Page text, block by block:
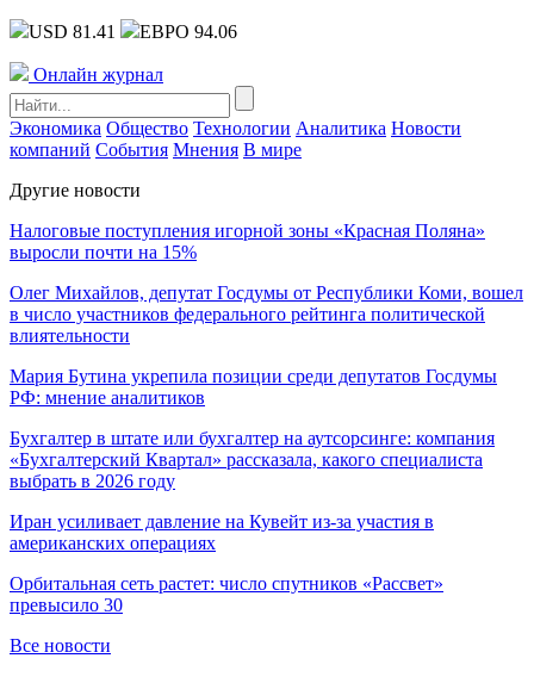
USD 81.41 ЕВРО 94.06
Онлайн журнал
Экономика Общество Технологии Аналитика Новости
компаний События Мнения В мире
Другие новости
Налоговые поступления игорной зоны «Красная Поляна»
выросли почти на 15%
Олег Михайлов, депутат Госдумы от Республики Коми, вошел
в число участников федерального рейтинга политической
влиятельности
Мария Бутина укрепила позиции среди депутатов Госдумы
РФ: мнение аналитиков
Бухгалтер в штате или бухгалтер на аутсорсинге: компания
«Бухгалтерский Квартал» рассказала, какого специалиста
выбрать в 2026 году
Иран усиливает давление на Кувейт из-за участия в
американских операциях
Орбитальная сеть растет: число спутников «Рассвет»
превысило 30
Все новости